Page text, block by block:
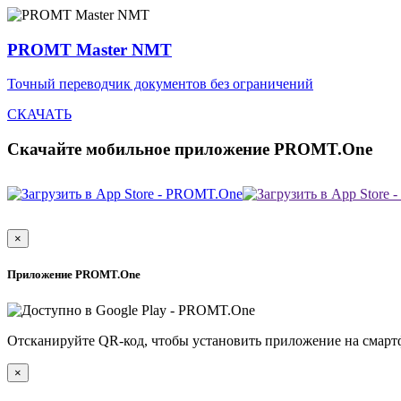
PROMT Master NMT
Точный переводчик документов без ограничений
СКАЧАТЬ
Скачайте мобильное приложение PROMT.One
×
Приложение PROMT.One
Отсканируйте QR-код, чтобы установить приложение на
×